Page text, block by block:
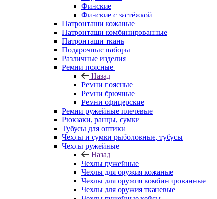
Финские
Финские с застёжкой
Патронташи кожаные
Патронташи комбинированные
Патронташи ткань
Подарочные наборы
Различные изделия
Ремни поясные
Назад
Ремни поясные
Ремни брючные
Ремни офицерские
Ремни ружейные плечевые
Рюкзаки, ранцы, сумки
Тубусы для оптики
Чехлы и сумки рыболовные, тубусы
Чехлы ружейные
Назад
Чехлы ружейные
Чехлы для оружия кожаные
Чехлы для оружия комбинированные
Чехлы для оружия тканевые